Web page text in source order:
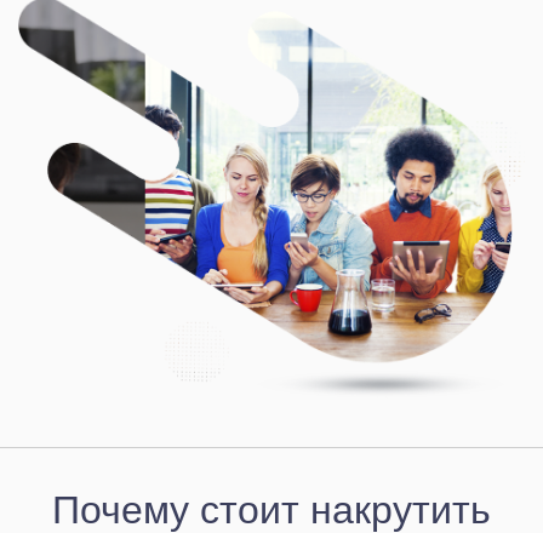
Почему стоит накрутить